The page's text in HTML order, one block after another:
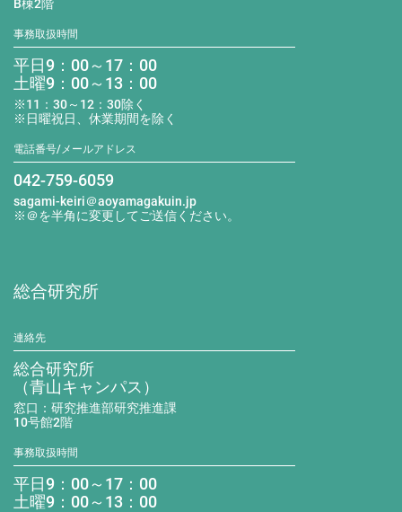
B棟2階
事務取扱時間
平日9：00～17：00
土曜9：00～13：00
※11：30～12：30除く
※日曜祝日、休業期間を除く
電話番号/メールアドレス
042-759-6059
sagami-keiri＠aoyamagakuin.jp
※＠を半角に変更してご送信ください。
総合研究所
連絡先
総合研究所
（青山キャンパス）
窓口：研究推進部研究推進課
10号館2階
事務取扱時間
平日9：00～17：00
土曜9：00～13：00